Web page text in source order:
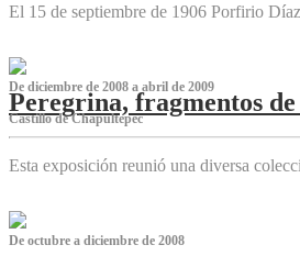
El 15 de septiembre de 1906 Porfirio
De diciembre de 2008 a abril de 2009
Peregrina, fragmentos
Castillo de Chapultepec
Esta exposición reunió una diversa
De octubre a diciembre de 2008